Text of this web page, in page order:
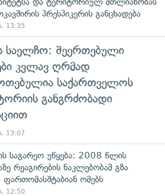
პრესპიკერის განცხადება
13:35
საელჩო: შეერთებული
კვლავ ღრმად
საქართველოს
განგრძობადი
13:07
საგარეო უწყება: 2008 წლის
რეაგირების ნაკლებობამ გზა
ფართომასშტაბიან ომებს
12:50